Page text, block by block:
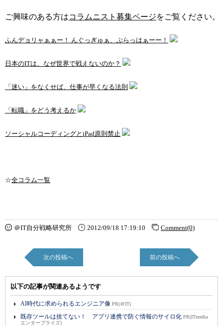
ご興味のある方はコラムニスト募集ページをご覧ください。
ふんデョリャぁぁー！ んぐっぎゅぁ、ぶらっはぁーー！
日本のITは、なぜ世界で戦えないのか？
「迷い」をなくせば、仕事が早くなる法則
「転職」をどう考えるか
ソーシャルコーディングとiPad原則禁止
☆全コラム一覧
＠IT自分戦略研究所 2012/09/18 17:19:10 Comment(0)
次の投稿へ 前の投稿へ
以下の記事が関連あるようです
AI時代に求められるエンジニア像 PR(＠IT)
既存ツールは捨てない！ アプリ連携で防ぐ情報のサイロ化 PR(ITmedia
エンタープライズ)